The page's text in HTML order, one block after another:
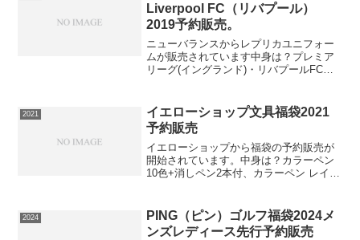
Liverpool FC（リバプール）
2019予約販売。
ニューバランスからレプリカユニフォー
ムが販売されています中身は？プレミア
リーグ(イングランド)・リバプールFCの
ォームは送料無料ですので必ず手に入れ
たい人は早...
2021
イエローショップ文具福袋2021
予約販売
イエローショップから福袋の予約販売が
開始されています。中身は？カラーペン
10色+消しペン2本付、カラーペン レイン
ABCぬりえブック【特長1】中字タイプな
ので塗る...
2024
PING（ピン）ゴルフ福袋2024メ
ンズレディース先行予約販売